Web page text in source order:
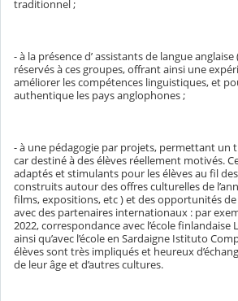
traditionnel ;
- à la présence d’ assistants de langue
réservés à ces groupes, offrant ainsi une
améliorer les compétences linguistiques, et
authentique les pays anglophones ;
- à une pédagogie par projets, permettant un
car destiné à des élèves réellement motivés.
adaptés et stimulants pour les élèves au fil
construits autour des offres culturelles de
films, expositions, etc ) et des opportunités de
avec des partenaires internationaux : par
2022, correspondance avec l’école finlandaise
ainsi qu’avec l’école en Sardaigne Istituto
élèves sont très impliqués et heureux
de leur âge et d’autres cultures.